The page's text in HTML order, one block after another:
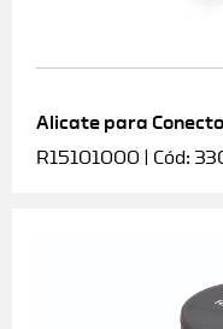
Alicate para
R15101000 | Cód: